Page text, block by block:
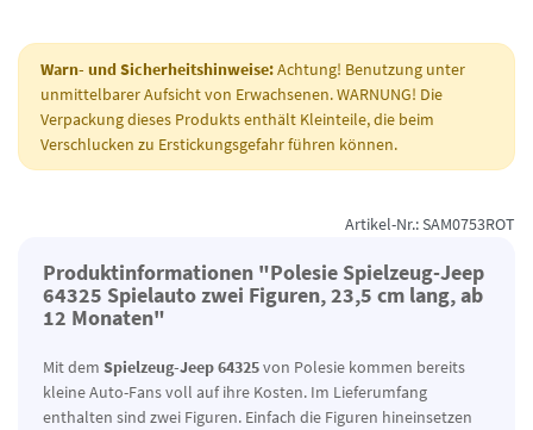
Warn- und Sicherheitshinweise:Achtung! Benutzung unter
unmittelbarer Aufsicht von Erwachsenen. WARNUNG! Die
Verpackung dieses Produkts enthält Kleinteile, die beim
Verschlucken zu Erstickungsgefahr führen können.
Artikel-Nr.: SAM0753ROT
Produktinformationen "Polesie Spielzeug-Jeep
64325 Spielauto zwei Figuren, 23,5 cm lang, ab
12 Monaten"
Mit dem Spielzeug-Jeep 64325von Polesie kommen bereits
kleine Auto-Fans voll auf ihre Kosten. Im Lieferumfang
enthalten sind zwei Figuren. Einfach die Figuren hineinsetzen